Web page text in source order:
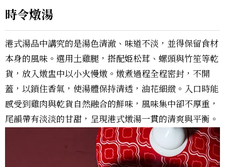
時令燉湯
港式湯品中講究的是湯色清澈、味道不淡，並得保留食材
本身的風味。選用土雞腿，搭配姫松茸、螺頭與竹笙等乾
貨，放入燉盅中以小火慢燉。燉煮過程全程密封，不開
蓋，以鎖住香氣，使湯體保持清透，油花細緻。入口時能
感受到雞肉與乾貨自然融合的鮮味，風味集中卻不厚重，
尾韻帶有淡淡的甘甜，呈現港式燉湯一貫的清爽與平衡。